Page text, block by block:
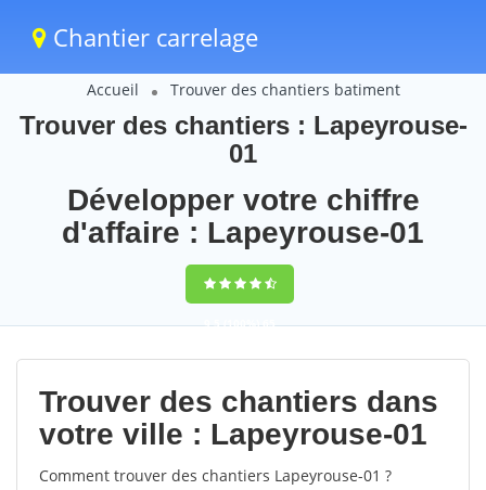
Chantier carrelage
Accueil Trouver des chantiers batiment
Trouver des chantiers : Lapeyrouse-
01
Développer votre chiffre
d'affaire : Lapeyrouse-01
9,5(100%)65
votes
Trouver des chantiers dans
votre ville : Lapeyrouse-01
Comment trouver des chantiers Lapeyrouse-01 ?